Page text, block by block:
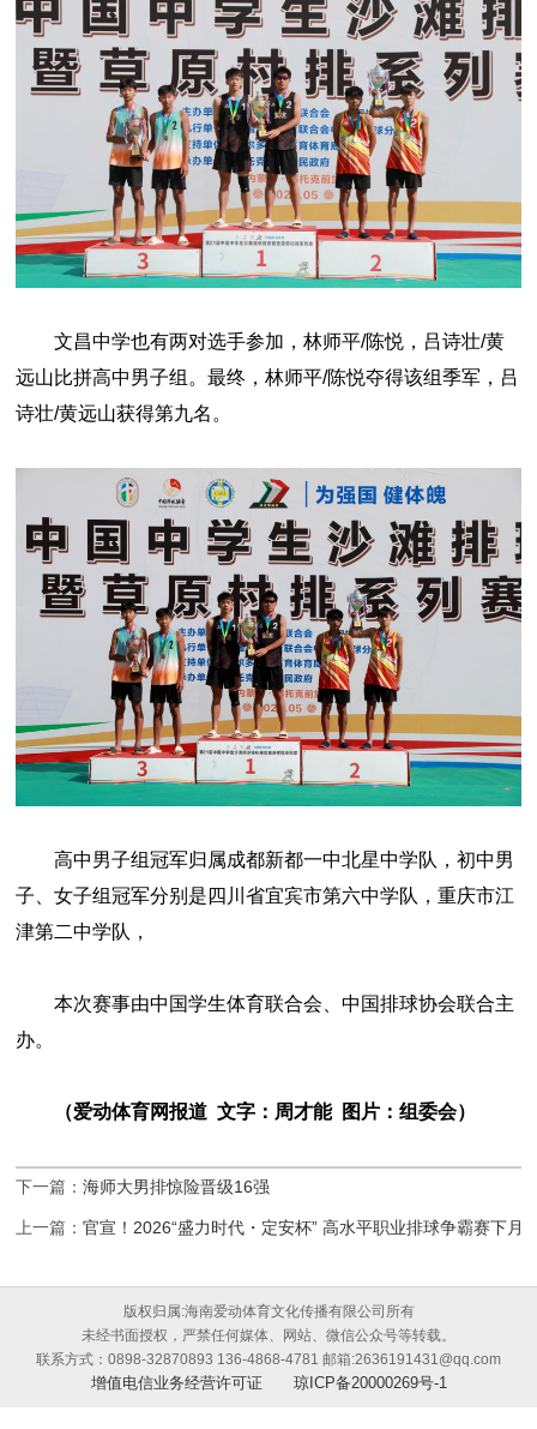
文昌中学也有两对选手参加，林师平/陈悦，吕诗壮/黄
远山比拼高中男子组。最终，林师平/陈悦夺得该组季军，吕
诗壮/黄远山获得第九名。
高中男子组冠军归属成都新都一中北星中学队，初中男
子、女子组冠军分别是四川省宜宾市第六中学队，重庆市江
津第二中学队，
本次赛事由中国学生体育联合会、中国排球协会联合主
办。
（爱动体育网报道 文字：周才能 图片：组委会）
下一篇：海师大男排惊险晋级16强
上一篇：官宣！2026“盛力时代・定安杯” 高水平职业排球争霸赛下月
版权归属:海南爱动体育文化传播有限公司所有
未经书面授权，严禁任何媒体、网站、微信公众号等转载。
联系方式：0898-32870893 136-4868-4781 邮箱:2636191431@qq.com
增值电信业务经营许可证 琼ICP备20000269号-1